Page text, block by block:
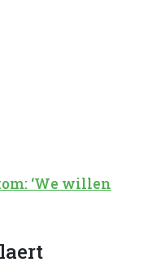
‘We willen